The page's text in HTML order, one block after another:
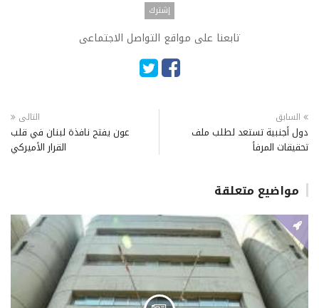
تابعنا على مواقع التواصل الاجتماعى
السابق
دول أجنبية تستعد لطلب ملف
تحقيقات المرفأ
التالى
عون يفتح نافذة لبنان في قلب
القرار الأميركي
مواضيع متعلقة